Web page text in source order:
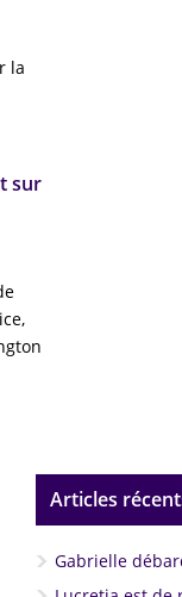
la
sur
Articles
Gabrielle